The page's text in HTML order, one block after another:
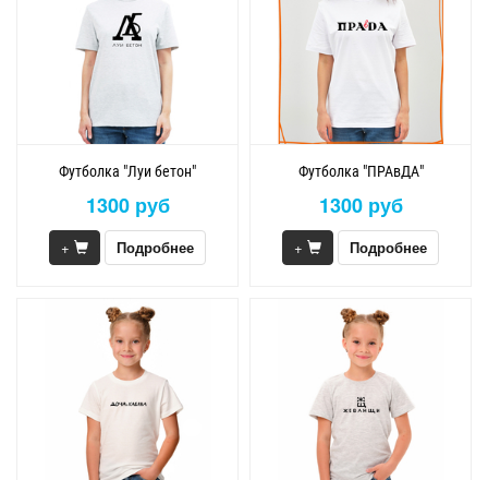
Футболка "Луи бетон"
1300 руб
+ Подробнее
Футболка "ПРАвДА"
1300 руб
+ Подробнее